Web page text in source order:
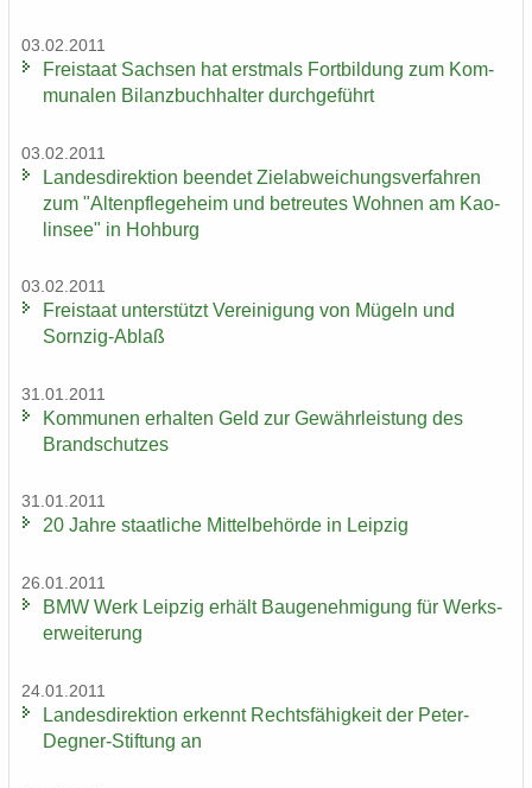
03.02.2011
Frei­staat Sach­sen hat erst­mals Fort­bil­dung zum Kom­
mu­na­len Bi­lanz­buch­hal­ter durch­ge­führt
03.02.2011
Lan­des­di­rek­ti­on be­en­det Ziel­ab­wei­chungs­ver­fah­ren
zum "Al­ten­pfle­ge­heim und be­treu­tes Woh­nen am Kao­
lin­see" in Hoh­burg
03.02.2011
Frei­staat un­ter­stützt Ver­ei­ni­gung von Mü­geln und
Sornzig-​Ablaß
31.01.2011
Kom­mu­nen er­hal­ten Geld zur Ge­währ­leis­tung des
Brand­schut­zes
31.01.2011
20 Jahre staat­li­che Mit­tel­be­hör­de in Leip­zig
26.01.2011
BMW Werk Leip­zig er­hält Bau­ge­neh­mi­gung für Werks­
er­wei­te­rung
24.01.2011
Lan­des­di­rek­ti­on er­kennt Rechts­fä­hig­keit der Peter-​
Degner-Stiftung an